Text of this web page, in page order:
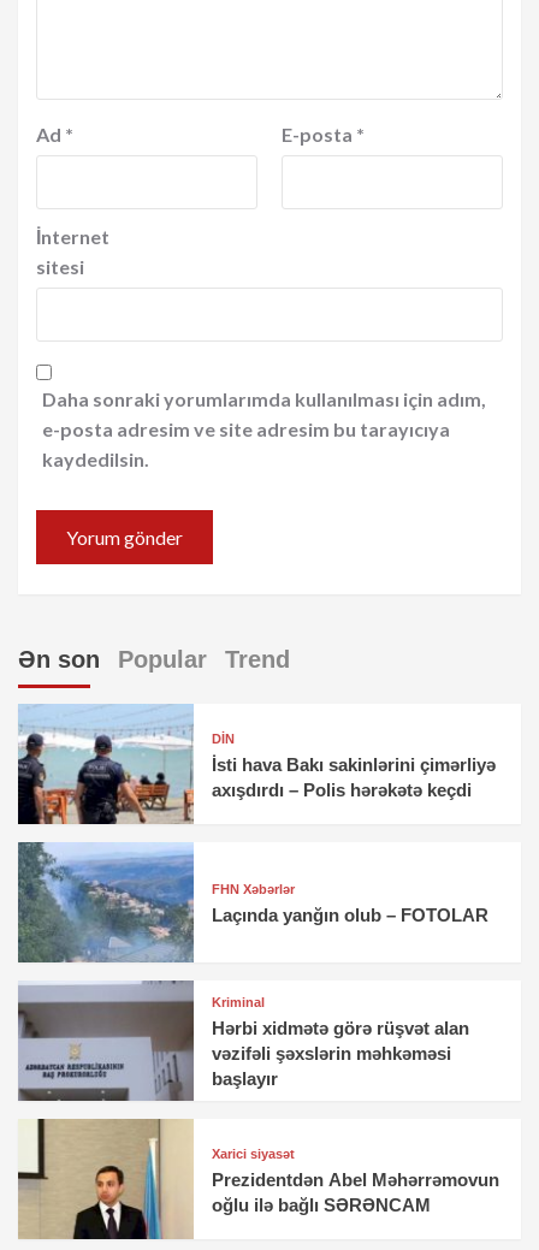
Ad * E-posta *
İnternet
sitesi
Daha sonraki yorumlarımda kullanılması için adım,
e-posta adresim ve site adresim bu tarayıcıya
kaydedilsin.
Ən son Popular Trend
DİN
İsti hava Bakı sakinlərini çimərliyə
axışdırdı – Polis hərəkətə keçdi
FHN Xəbərlər
Laçında yanğın olub – FOTOLAR
Kriminal
Hərbi xidmətə görə rüşvət alan
vəzifəli şəxslərin məhkəməsi
başlayır
Xarici siyasət
Prezidentdən Abel Məhərrəmovun
oğlu ilə bağlı SƏRƏNCAM